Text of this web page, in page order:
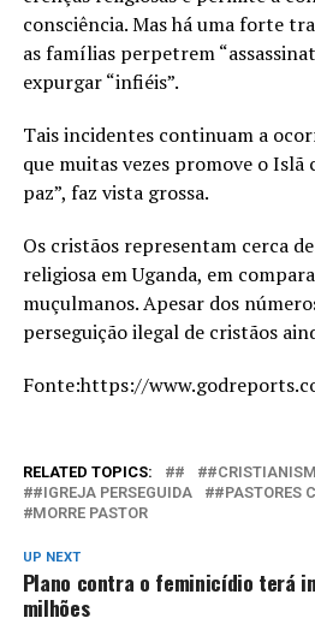
consciência. Mas há uma forte
as famílias perpetrem
expurgar “infiéis”.
Tais incidentes continuam a
que muitas vezes promove o Islã
paz”, faz vista grossa.
Os cristãos representam cerca
religiosa em Uganda, em
muçulmanos. Apesar dos
perseguição ilegal de cristãos
Fonte:https://
RELATED TOPICS: #
#IGREJA PERSEGUIDA
#PASTORES
MORRE PASTOR
UP NEXT
Plano contra o feminicídio terá
milhões